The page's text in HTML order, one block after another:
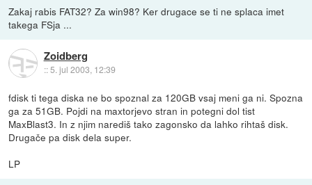
Zakaj rabis FAT32? Za win98? Ker drugace se ti ne splaca imet
takega FSja ...
Zoidberg
::5. jul 2003, 12:39
fdisk ti tega diska ne bo spoznal za 120GB vsaj meni ga ni. Spozna
ga za 51GB. Pojdi na maxtorjevo stran in potegni dol tist
MaxBlast3. In z njim narediš tako zagonsko da lahko rihtaš disk.
Drugače pa disk dela super.
LP